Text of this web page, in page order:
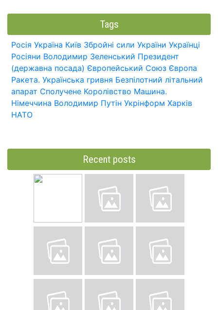
Tags
Росія Україна Київ Збройні сили України Українці
Росіяни Володимир Зеленський Президент
(державна посада) Європейський Союз Європа
Ракета. Українська гривня Безпілотний літальний
апарат Сполучене Королівство Машина.
Німеччина Володимир Путін Укрінформ Харків
НАТО
Recent posts